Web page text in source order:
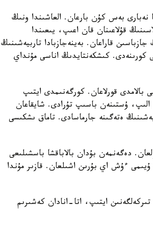
نەبارى بەس كۇن بارعان. العاشىندا ونىڭ
قۇلاعىنان قان اعىپ، يىعىندا
جازباسىن قاراعان. بەينەجازبادا تاربيەشىنىڭ
كورىنەدى. كىشكەنتايدىڭ اناسى مۇنداي
قورلاعان. كورگەنىمدى ايتىپ
الىپ، ۇستىنەن باسىپ تۇرادى. شايقاعان
ەتەگىنە جارماسادى. تاماق ىشكىسى
دەگەنمەن بۇدان بالاباقشا باسشىلىعى
ۇيىمى ءۇش اي بۇرىن اشىلعان. قازىر مۇندا
ايتىپ، اتا-انادان كەشىرىم